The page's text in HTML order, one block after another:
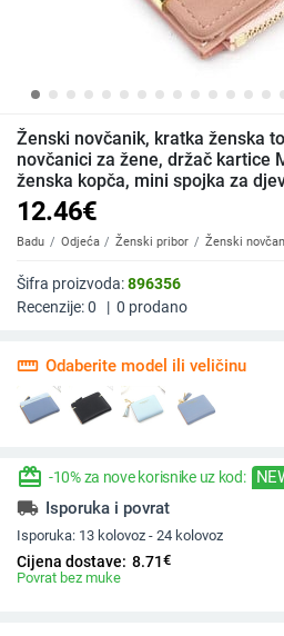
Ženski novčanik, kratka ženska
novčanici za žene, držač kartice
ženska kopča, mini spojka za
12.46€
Badu Odjeća Ženski pribor Ženski
Šifra proizvoda:896356
Recenzije:0 | 0 prodano
straighten Odaberite model ili veličinu
redeem -10% za nove korisnike uz kod:
local_shipping Isporuka i povrat
Isporuka: 13 kolovoz - 24 kolovoz
Cijena dostave: 8.71€
Povrat bez muke